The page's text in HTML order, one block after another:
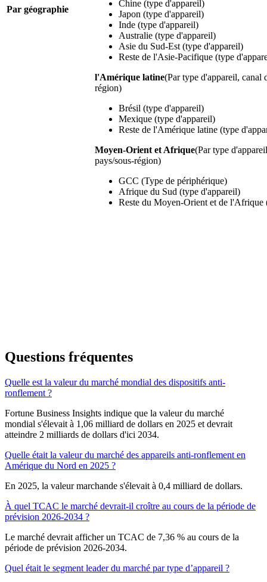
Par géographie
Chine (type d'appareil)
Japon (type d'appareil)
Inde (type d'appareil)
Australie (type d'appareil)
Asie du Sud-Est (type d'appareil)
Reste de l'Asie-Pacifique (type
l'Amérique latine(Par type d'appareil, canal
région)
Brésil (type d'appareil)
Mexique (type d'appareil)
Reste de l'Amérique latine (type
Moyen-Orient et Afrique(Par type
pays/sous-région)
GCC (Type de périphérique)
Afrique du Sud (type d'appareil)
Reste du Moyen-Orient et de l'Afrique
Questions fréquentes
Quelle est la valeur du marché mondial des dispositifs anti-
ronflement ?
Fortune Business Insights indique que la valeur du marché
mondial s'élevait à 1,06 milliard de dollars en 2025 et devrait
atteindre 2 milliards de dollars d'ici 2034.
Quelle était la valeur du marché des appareils anti-ronflement en
Amérique du Nord en 2025 ?
En 2025, la valeur marchande s'élevait à 0,4 milliard de dollars.
À quel TCAC le marché devrait-il croître au cours de la période de
prévision 2026-2034 ?
Le marché devrait afficher un TCAC de 7,36 % au cours de la
période de prévision 2026-2034.
Quel était le segment leader du marché par type d’appareil ?